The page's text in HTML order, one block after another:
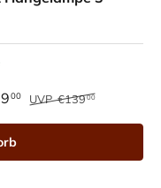
00 UVP€13900